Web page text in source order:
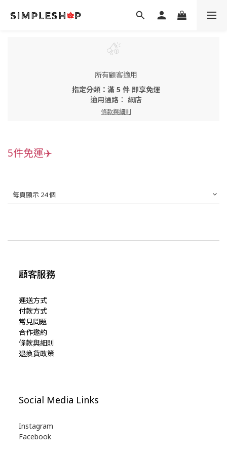
所有顧客適用
指定分類：滿 5 件 即享免運
適用通路： 網店
條款與細則
5件免運✈️
每頁顯示 24 個
顧客服務
運送方式
付款方式
常見問題
合作邀約
條款與細則
退換貨政策
Social Media Links
Instagram
Facebook